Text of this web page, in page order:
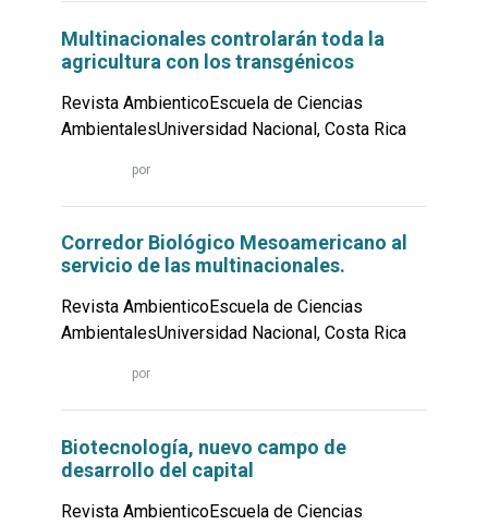
Multinacionales controlarán toda la
agricultura con los transgénicos
Revista AmbienticoEscuela de Ciencias
AmbientalesUniversidad Nacional, Costa Rica
por
Corredor Biológico Mesoamericano al
servicio de las multinacionales.
Revista AmbienticoEscuela de Ciencias
AmbientalesUniversidad Nacional, Costa Rica
por
Biotecnología, nuevo campo de
desarrollo del capital
Revista AmbienticoEscuela de Ciencias